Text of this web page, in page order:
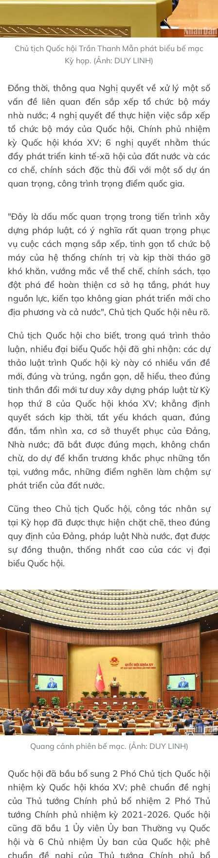
Chủ tịch Quốc hội Trần Thanh Mẫn phát biểu bế mạc
Kỳ họp. (Ảnh: DUY LINH)
Đồng thời, thông qua Nghị quyết về xử lý một số
vấn đề liên quan đến sắp xếp tổ chức bộ máy
nhà nước; 4 nghị quyết để thực hiện việc sắp xếp
tổ chức bộ máy của Quốc hội, Chính phủ nhiệm
kỳ Quốc hội khóa XV; 6 nghị quyết nhằm thúc
đẩy phát triển kinh tế-xã hội của đất nước và các
cơ chế, chính sách đặc thù đối với một số dự án
quan trọng, công trình trọng điểm quốc gia.
"Đây là dấu mốc quan trọng trong tiến trình xây
dựng pháp luật, có ý nghĩa rất quan trọng phục
vụ cuộc cách mạng sắp xếp, tinh gọn tổ chức bộ
máy của hệ thống chính trị và kịp thời tháo gỡ
khó khăn, vướng mắc về thể chế, chính sách, tạo
đột phá để hoàn thiện cơ sở hạ tầng, phát huy
nguồn lực, kiến tạo không gian phát triển mới cho
địa phương và cả nước", Chủ tịch Quốc hội nêu rõ.
Chủ tịch Quốc hội cho biết, trong quá trình thảo
luận, nhiều đại biểu Quốc hội đã ghi nhận: các dự
thảo luật trình Quốc hội kỳ này có nhiều vấn đề
mới, đúng và trúng, ngắn gọn, dễ hiểu, theo đúng
tinh thần đổi mới tư duy xây dựng pháp luật từ Kỳ
họp thứ 8 của Quốc hội khóa XV; khẳng định
quyết sách kịp thời, tất yếu khách quan, đúng
đắn, tầm nhìn xa, cơ sở thuyết phục của Đảng,
Nhà nước; đã bắt được đúng mạch, không chần
chừ, do dự để khẩn trương khắc phục những tồn
tại, vướng mắc, những điểm nghẽn làm chậm sự
phát triển của đất nước.
Cũng theo Chủ tịch Quốc hội, công tác nhân sự
tại Kỳ họp đã được thực hiện chặt chẽ, theo đúng
quy định của Đảng, pháp luật Nhà nước, đạt được
sự đồng thuận, thống nhất cao của các vị đại
biểu Quốc hội.
Quang cảnh phiên bế mạc. (Ảnh: DUY LINH)
Quốc hội đã bầu bổ sung 2 Phó Chủ tịch Quốc hội
nhiệm kỳ Quốc hội khóa XV; phê chuẩn đề nghị
của Thủ tướng Chính phủ bổ nhiệm 2 Phó Thủ
tướng Chính phủ nhiệm kỳ 2021-2026. Quốc hội
cũng đã bầu 1 Ủy viên Ủy ban Thường vụ Quốc
hội và 6 Chủ nhiệm Ủy ban của Quốc hội; phê
chuẩn đề nghị của Thủ tướng Chính phủ bổ